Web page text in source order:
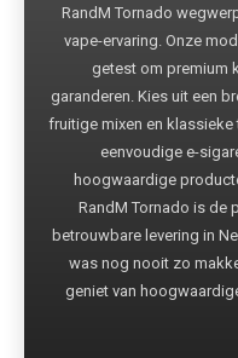
RandM Tornado
vape-ervaring. Onze
getest om premium
garanderen. Kies uit een
fruitige mixen en klassieke
eenvoudige e-
hoogwaardige
RandM Tornado is de
betrouwbare levering in
was nog nooit zo
geniet van